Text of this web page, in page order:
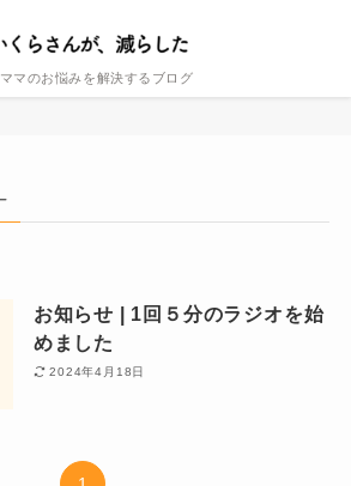
マのお悩みを解決するブログ
お知らせ | 1回５分のラジオを始
めました
2024年4月18日